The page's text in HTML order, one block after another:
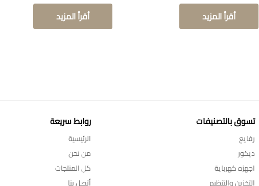
أقرأ المزيد أقرأ المزيد
تسوق بالتصنيفات
رفايع
ديكور
اجهزه كهرباية
التخزين والتنظيم
روابط سريعة
الرئيسية
من نحن
كل المنتجات
أتصل بنا